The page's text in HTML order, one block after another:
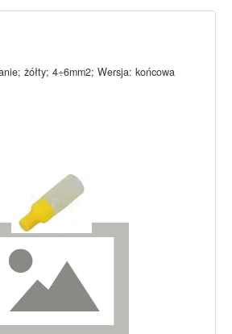
żółty; 4÷6mm2; Wersja: końcowa